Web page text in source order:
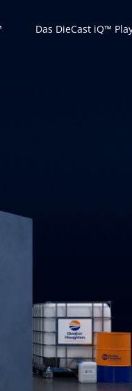
Das DieCast iQ™